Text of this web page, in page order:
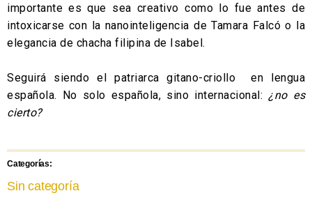
importante es que sea creativo como lo fue antes de
intoxicarse con la nanointeligencia de Tamara Falcó o la
elegancia de chacha filipina de Isabel.
Seguirá siendo el patriarca gitano-criollo en lengua
española. No solo española, sino internacional:¿no es
cierto?
Categorías:
Sin categoría